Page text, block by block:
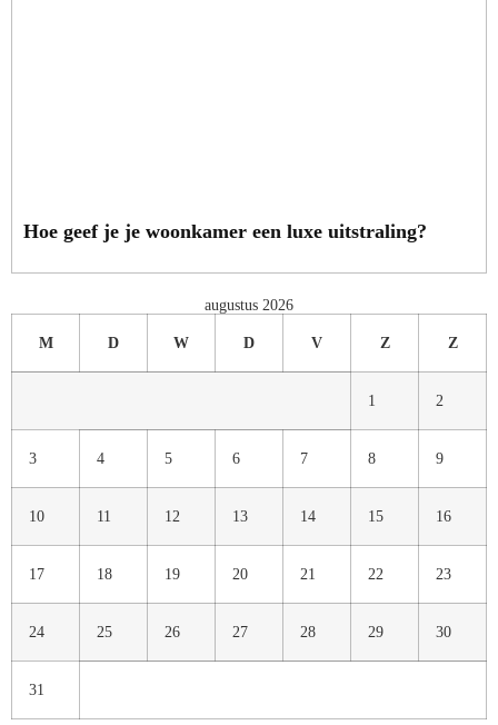
Hoe geef je je woonkamer een luxe uitstraling?
augustus 2026
M D W D V Z Z
1 2
3 4 5 6 7 8 9
10 11 12 13 14 15 16
17 18 19 20 21 22 23
24 25 26 27 28 29 30
31